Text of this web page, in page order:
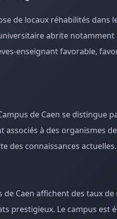
de locaux réhabilités
abrite
enseignant favorable,
de Caen se distingue
associés à des organismes
des connaissances actuelles.
de Caen affichent des taux
prestigieux. Le campus